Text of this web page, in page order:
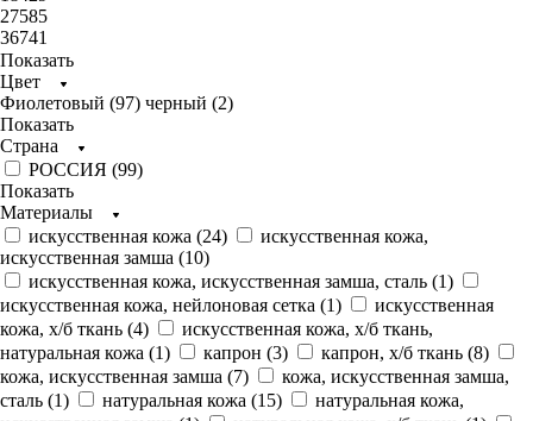
27585
36741
Показать
Цвет
Фиолетовый (97) черный (2)
Показать
Страна
РОССИЯ (99)
Показать
Материалы
искусственная кожа (24)
искусственная кожа,
искусственная замша (10)
искусственная кожа, искусственная замша, сталь (1)
искусственная кожа, нейлоновая сетка (1)
искусственная
кожа, х/б ткань (4)
искусственная кожа, х/б ткань,
натуральная кожа (1) капрон (3) капрон, х/б ткань (8)
кожа, искусственная замша (7)
кожа, искусственная замша,
сталь (1) натуральная кожа (15)
натуральная кожа,